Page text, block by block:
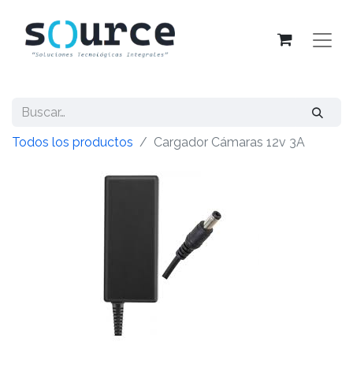
Todos los productos Cargador Cámaras 12v 3A